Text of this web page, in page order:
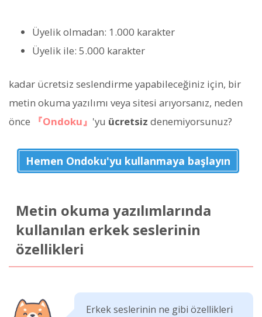
Üyelik olmadan: 1.000 karakter
Üyelik ile: 5.000 karakter
kadar ücretsiz seslendirme yapabileceğiniz için, bir
metin okuma yazılımı veya sitesi arıyorsanız, neden
önce
『Ondoku』 'yu ücretsiz denemiyorsunuz?
Hemen Ondoku'yu kullanmaya başlayın
Metin okuma yazılımlarında
kullanılan erkek seslerinin
özellikleri
Erkek seslerinin ne gibi özellikleri